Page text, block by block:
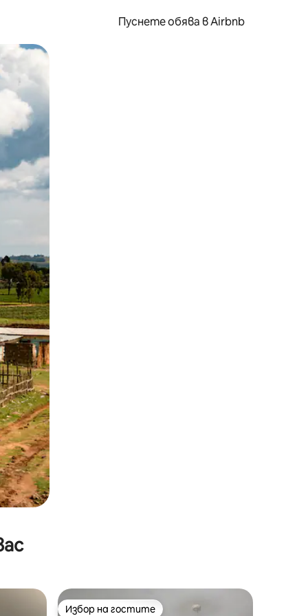
Пуснете обява в Airbnb
или плъзгане.
Избор на гостите